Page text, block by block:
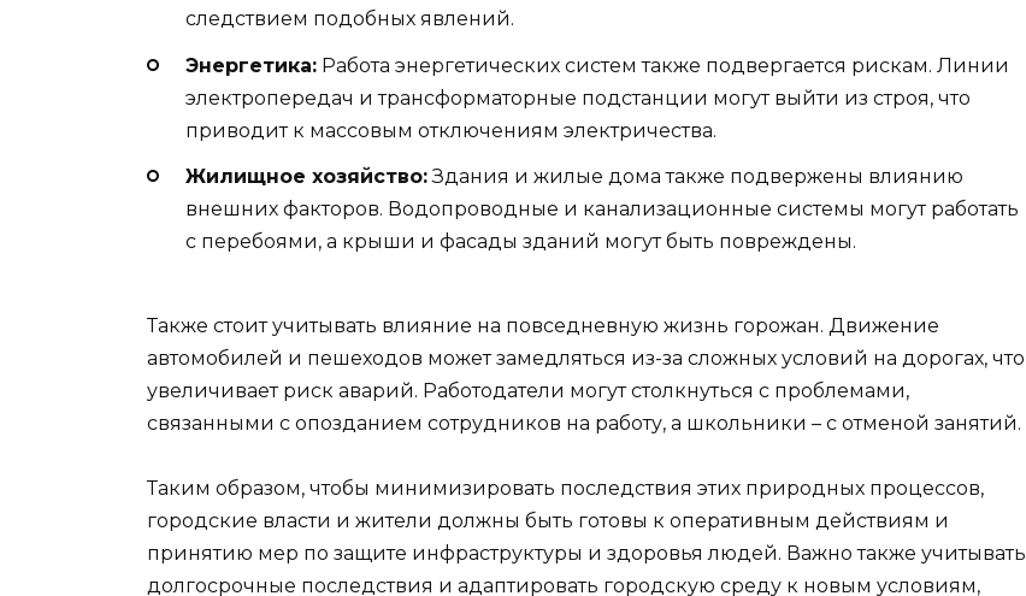
следствием подобных явлений.
Энергетика: Работа энергетических систем также подвергается рискам. Линии
электропередач и трансформаторные подстанции могут выйти из строя, что
приводит к массовым отключениям электричества.
Жилищное хозяйство:Здания и жилые дома также подвержены влиянию
внешних факторов. Водопроводные и канализационные системы могут работать
с перебоями, а крыши и фасады зданий могут быть повреждены.
Также стоит учитывать влияние на повседневную жизнь горожан. Движение
автомобилей и пешеходов может замедляться из-за сложных условий на дорогах, что
увеличивает риск аварий. Работодатели могут столкнуться с проблемами,
связанными с опозданием сотрудников на работу, а школьники – с отменой занятий.
Таким образом, чтобы минимизировать последствия этих природных процессов,
городские власти и жители должны быть готовы к оперативным действиям и
принятию мер по защите инфраструктуры и здоровья людей. Важно также учитывать
долгосрочные последствия и адаптировать городскую среду к новым условиям,